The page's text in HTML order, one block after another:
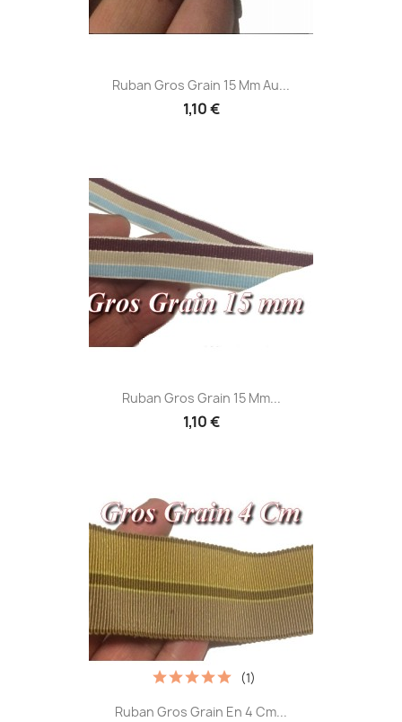
Ruban Gros Grain 15 Mm Au...
1,10 €
Ruban Gros Grain 15 Mm...
1,10 €
Ruban Gros Grain En 4 Cm...
(1)